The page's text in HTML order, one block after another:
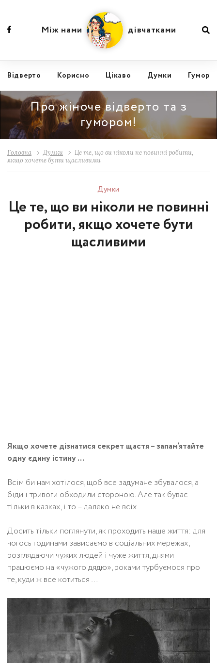
Відвертo Корисно Цікаво Думки Гумор
Між нами дівчатками
Про жіноче відверто та з
гумором!
Головна Думки
Це те, що ви ніколи не повинні робити,
якщо хочете бути щасливими
Думки
Це те, що ви ніколи не повинні
робити, якщо хочете бути
щасливими
Якщо хочете дізнатися секрет щастя – запам’ятайте
одну єдину істину …
Всім би нам хотілося, щоб все задумане збувалося, а
біди і тривоги обходили стороною. Але так буває
тільки в казках, і то – далеко не всіх.
Досить тільки поглянути, як проходить наше життя: для
чогось годинами зависаємо в соціальних мережах,
розглядаючи чужих людей і чуже життя, днями
працюємо на «чужого дядю», роками турбуємося про
те, куди ж все котиться …